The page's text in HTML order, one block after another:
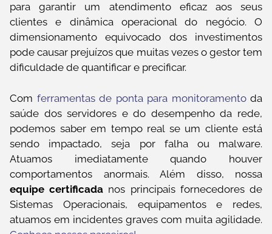
para garantir um atendimento eficaz aos seus
clientes e dinâmica operacional do negócio. O
dimensionamento equivocado dos investimentos
pode causar prejuízos que muitas vezes o gestor tem
dificuldade de quantificar e precificar.
Com ferramentas de ponta para monitoramentoda
saúde dos servidores e do desempenho da rede,
podemos saber em tempo real se um cliente está
sendo impactado, seja por falha ou malware.
Atuamos imediatamente quando houver
comportamentos anormais. Além disso, nossa
equipe certificada nos principais fornecedores de
Sistemas Operacionais, equipamentos e redes,
atuamos em incidentes graves com muita agilidade.